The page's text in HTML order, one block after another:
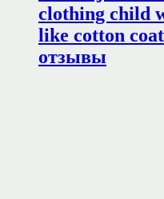
clothing child
like cotton
отзывы